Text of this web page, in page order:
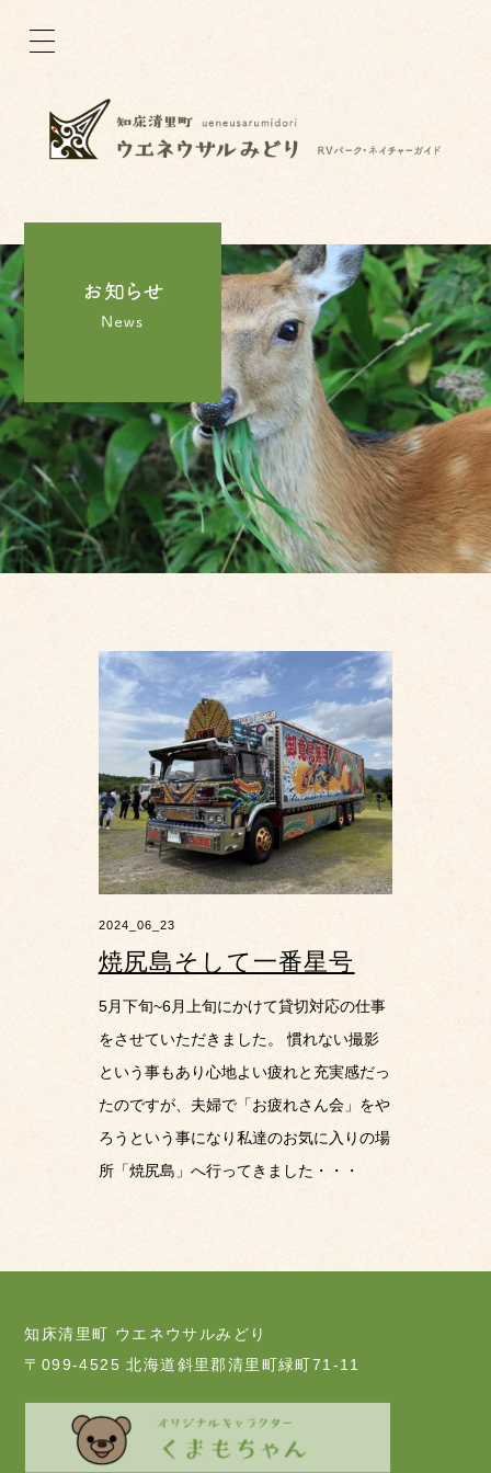
2024_06_23
焼尻島そして一番星号
5月下旬~6月上旬にかけて貸切対応の仕事
をさせていただきました。 慣れない撮影
という事もあり心地よい疲れと充実感だっ
たのですが、夫婦で「お疲れさん会」をや
ろうという事になり私達のお気に入りの場
所「焼尻島」へ行ってきました・・・
知床清里町 ウエネウサルみどり
〒099-4525 北海道斜里郡清里町緑町71-11